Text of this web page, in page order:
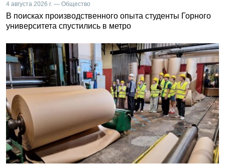
4 августа 2026 г. — Общество
В поисках производственного опыта студенты Горного
университета спустились в метро